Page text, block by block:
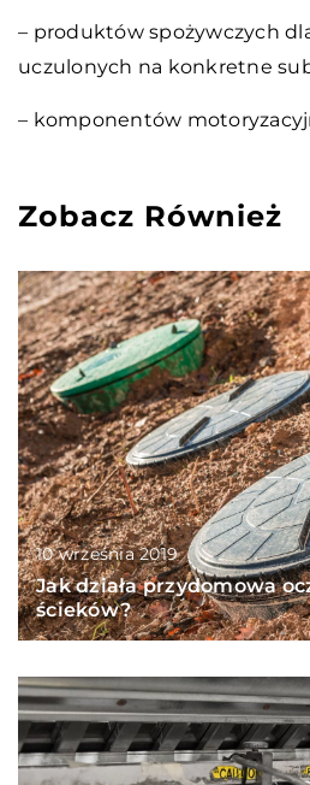
– produktów spożywczych
uczulonych na konkretne
– komponentów
Zobacz Również
10 września 2019
Jak działa przydomowa
ścieków?